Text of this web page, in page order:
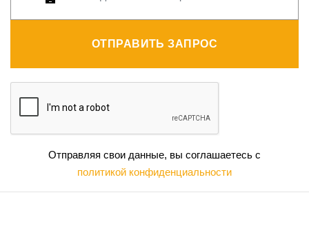
ОТПРАВИТЬ ЗАПРОС
Отправляя свои данные, вы соглашаетесь с
политикой конфиденциальности